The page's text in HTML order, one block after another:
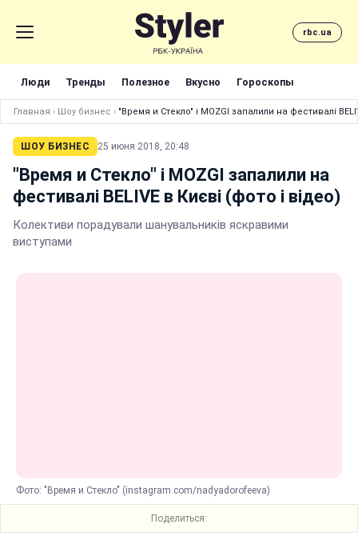
rbc.ua
Люди Тренды Полезное Вкусно Гороскопы
Главная › Шоу бизнес › "Время и Стекло" і MOZGI запалили на фестивалі
ШОУ БИЗНЕС 25 июня 2018, 20:48
"Время и Стекло" і MOZGI запалили на
фестивалі BELIVE в Києві (фото і відео)
Колективи порадували шанувальників яскравими
виступами
Фото: "Время и Стекло" (instagram.com/nadyadorofeeva)
Поделиться: